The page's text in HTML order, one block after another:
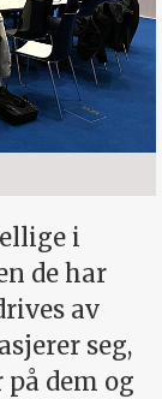
i
de har
av
seg,
dem og